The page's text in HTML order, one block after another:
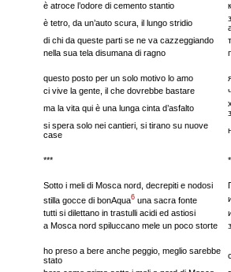
è atroce l’odore di cemento stantio
è tetro, da un’auto scura, il lungo stridio
di chi da queste parti se ne va cazzeggiando
nella sua tela disumana di ragno
questo posto per un solo motivo lo amo
ci vive la gente, il che dovrebbe bastare
ma la vita qui è una lunga cinta d’asfalto
si spera solo nei cantieri, si tirano su nuove
case
***
Sotto i meli di Mosca nord, decrepiti e nodosi
stilla gocce di bonAqua6 una sacra fonte
tutti si dilettano in trastulli acidi ed astiosi
a Mosca nord spiluccano mele un poco storte
ho preso a bere anche peggio, meglio sarebbe
stato